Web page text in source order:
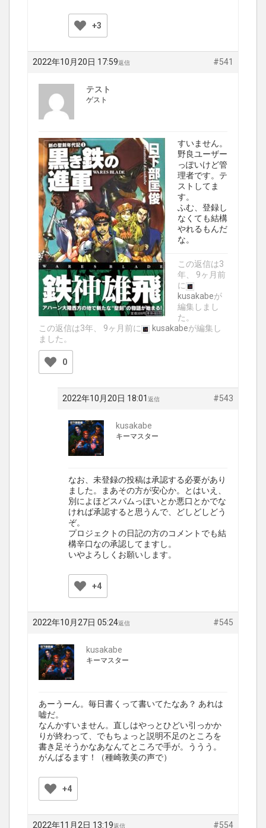
+3
2022年10月20日 17:59 #541
返信
テスト
ゲスト
すいません。
野良ユーザー
っぽいけど管
理者です。テ
ストしてま
す。
ふむ、登録し
なくても結構
やれるもんだ
な。
この返信は3
年、 9ヶ月前
に
kusakabeが
編集しまし
た。
この返信は3年、 9ヶ月前に
kusakabeが編集し
ました。
0
2022年10月20日 18:01 #543
返信
kusakabe
キーマスター
なお、未登録の投稿は承認する必要があり
ました。まあその方が安心か。とはいえ、
別によほどスパムっぽいとか悪口とかでな
ければ承認すると思うんで、どしどしどう
ぞ。
プロジェクトの日記の方のコメントでも結
構辛口なの承認してますし。
いやよろしくお願いします。
+4
2022年10月27日 05:24 #545
返信
kusakabe
キーマスター
あーうーん。毎日書くって書いてたなあ？ あれは
嘘だ。
なんかすいません。直しはやっとひどい引っかか
りが終わって、でもちょっと説明不足のところを
書き足そうかなあなんてところで手が。ううう。
がんばるます！（種崎敦美の声で）
+4
2022年11月2日 13:19 #554
返信